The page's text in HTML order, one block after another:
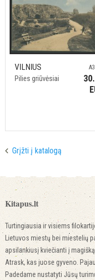
VILNIUS
Pilies griūvėsiai
Grįžti į katalogą
Kitapus.lt
Turtingiausia ir visiems
Lietuvos miestų bei miestelių
apsilankiusį kviečianti į
Atrask, kas juose gyveno.
Padedame nustatyti Jūsų